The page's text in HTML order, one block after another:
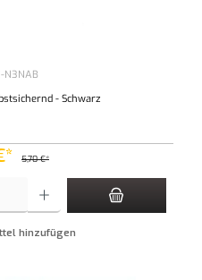
N3NAB
- Schwarz
5,70 €*
hinzufügen